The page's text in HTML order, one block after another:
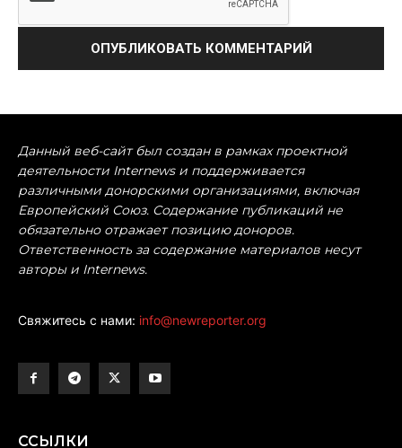
Данный веб-сайт был создан в рамках проектной
деятельности Internews и поддерживается
различными донорскими организациями, включая
Европейский Союз. Содержание публикаций не
обязательно отражает позицию доноров.
Ответственность за содержание материалов несут
авторы и Internews.
Свяжитесь с нами: info@newreporter.org
ССЫЛКИ